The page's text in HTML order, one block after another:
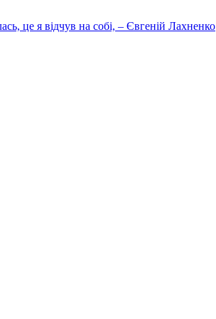
це я відчув на собі, – Євгеній Лахненко